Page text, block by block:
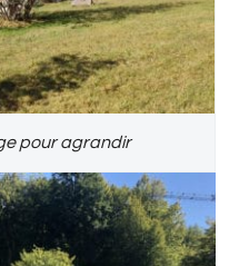
pour agrandir